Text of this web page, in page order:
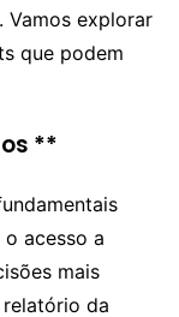
Vamos explorar
que podem
**
acesso a
mais
da